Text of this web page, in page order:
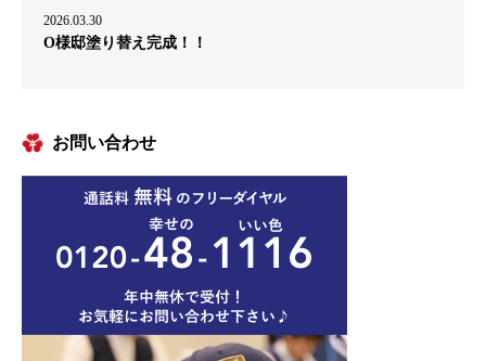
2026.03.30
O様邸塗り替え完成！！
お問い合わせ